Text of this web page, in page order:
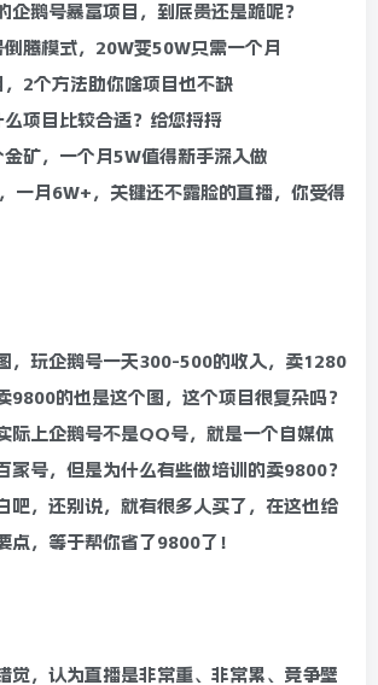
企鹅号暴富项目，到底贵还是跪呢？
腾模式，20W变50W只需一个月
2个方法助你啥项目也不缺
项目比较合适？给您捋捋
矿，一个月5W值得新手深入做
一月6W+，关键还不露脸的直播，你受得
，玩企鹅号一天300-500的收入，卖1280
9800的也是这个图，​这个项目很复杂吗？
际上企鹅号不是QQ号，就是一个自媒体
家号，但是为什么​有些做培训的卖9800？
吧，还别说，就有很多人买了，在这也给
点，​等于帮你省了9800了！
觉，认为直播是非常重、非常累、竞争壁